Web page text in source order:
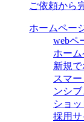
ご依頼から
ホームペー
webペ
ホー
新規
スマ
ンシ
ショ
採用